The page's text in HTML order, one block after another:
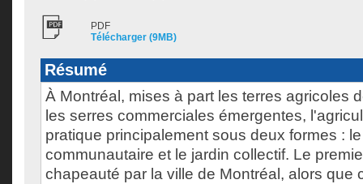
PDF
Télécharger (9MB)
Résumé
À Montréal, mises à part les terres agricoles
les serres commerciales émergentes,
pratique principalement sous deux formes :
communautaire et le jardin collectif. Le
chapeauté par la ville de Montréal, alors que